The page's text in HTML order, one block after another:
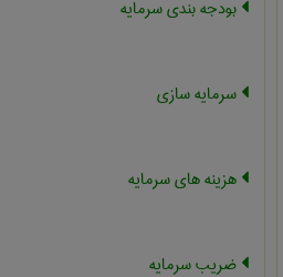
بودجه بندی سرمایه
سرمایه سازی
هزینه های سرمایه
ضریب سرمایه